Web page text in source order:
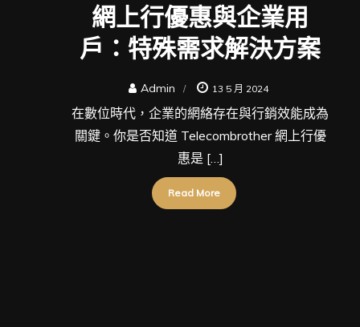
網上行優惠與企業用
戶：特殊需求解決方案
Admin 13 5 月 2024
在數位時代，企業的網絡存在與行銷效能成為
關鍵。你是否知道 Telecombrother 網上行優
惠是 […]
Read More